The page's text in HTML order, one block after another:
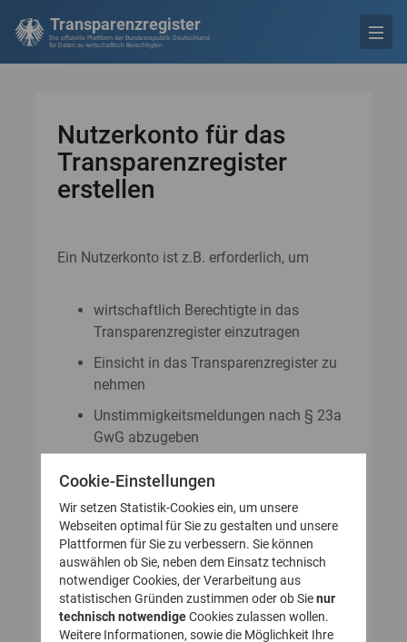
Transparenzregister
Die offizielle Plattform der Bundesrepublik Deutschland
für Daten zu wirtschaftlich Berechtigten
Nutzerkonto für das
Transparenzregister
erstellen
Ein Nutzerkonto ist z.B. erforderlich, um
wirtschaftlich Berechtigte in das
Transparenzregister einzutragen
Einsicht in das Transparenzregister zu
nehmen
Unstimmigkeitsmeldungen nach § 23a
GwG abzugeben
GwG zu stellen
So legen Sie Ihr Nutzerkonto für
das Transparenzregister an
(Registrierung):
Cookie-Einstellungen
Wir setzen Statistik-Cookies ein, um unsere
Webseiten optimal für Sie zu gestalten und unsere
Plattformen für Sie zu verbessern. Sie können
auswählen ob Sie, neben dem Einsatz technisch
notwendiger Cookies, der Verarbeitung aus
statistischen Gründen zustimmen oder ob Sienur
technisch notwendigeCookies zulassen wollen.
Weitere Informationen, sowie die Möglichkeit Ihre